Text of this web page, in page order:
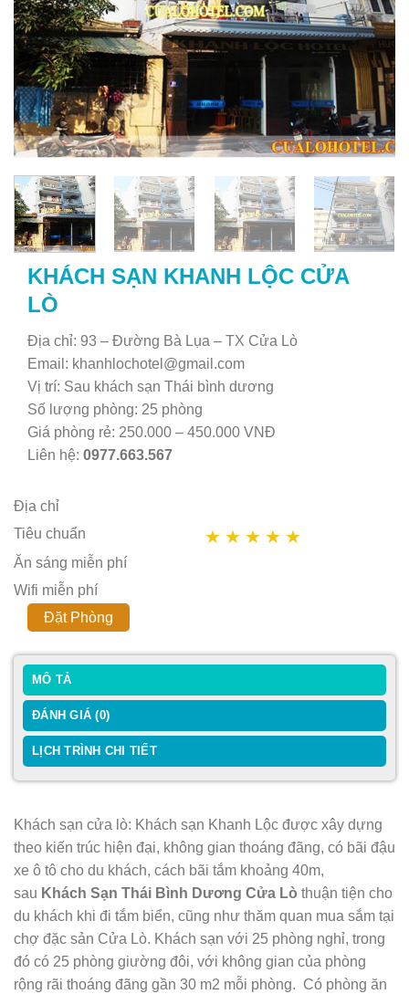
KHÁCH SẠN KHANH LỘC CỬA
LÒ
Địa chỉ: 93 – Đường Bà Lụa – TX Cửa Lò
Email: khanhlochotel@gmail.com
Vị trí: Sau khách sạn Thái bình dương
Số lượng phòng: 25 phòng
Giá phòng rẻ: 250.000 – 450.000 VNĐ
Liên hệ: 0977.663.567
Địa chỉ
Tiêu chuẩn
★ ★ ★ ★ ★
Ăn sáng miễn phí
Wifi miễn phí
Đặt Phòng
MÔ TẢ
ĐÁNH GIÁ (0)
LỊCH TRÌNH CHI TIẾT
Khách sạn cửa lò: Khách sạn Khanh Lộc được xây dựng
theo kiến trúc hiện đại, không gian thoáng đãng, có bãi đậu
xe ô tô cho du khách, cách bãi tắm khoảng 40m,
sau Khách Sạn Thái Bình Dương Cửa Lò thuận tiện cho
du khách khi đi tắm biển, cũng như thăm quan mua sắm tại
chợ đặc sản Cửa Lò. Khách sạn với 25 phòng nghỉ, trong
đó có 25 phòng giường đôi, với không gian của phòng
rộng rãi thoáng đãng gần 30 m2 mỗi phòng. Có phòng ăn